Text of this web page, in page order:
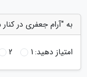
به "آرام جعفری در
امتیاز دهید:1
2